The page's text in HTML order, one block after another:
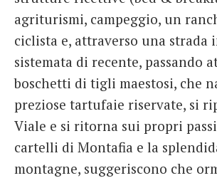
agriturismi, campeggio, un
ciclista e, attraverso una strada
sistemata di recente, passando
boschetti di tigli maestosi, che
preziose tartufaie riservate, si
Viale e si ritorna sui propri
cartelli di Montafia e la
montagne, suggeriscono che